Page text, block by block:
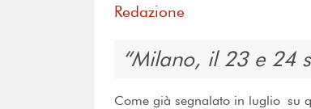
Redazione
Milano, il 23 e 24
Come già segnalato in luglio su